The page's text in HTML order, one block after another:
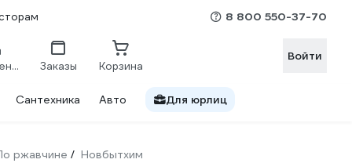
8 800 550-37-70
Сравнение Заказы Корзина
Войти
Сантехника Авто Для юрлиц
ржавчине / Новбытхим